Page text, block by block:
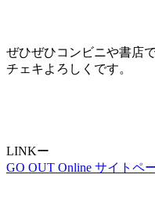
ぜひぜひコンビニや書店
チェキよろしくです。
LINKー
GO OUT Online サイトペ